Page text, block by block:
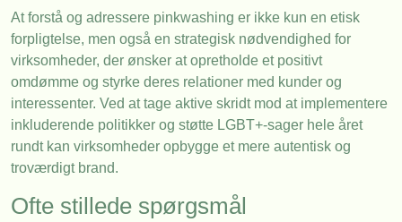
At forstå og adressere pinkwashing er ikke kun en etisk
forpligtelse, men også en strategisk nødvendighed for
virksomheder, der ønsker at opretholde et positivt
omdømme og styrke deres relationer med kunder og
interessenter. Ved at tage aktive skridt mod at implementere
inkluderende politikker og støtte LGBT+-sager hele året
rundt kan virksomheder opbygge et mere autentisk og
troværdigt brand.
Ofte stillede spørgsmål